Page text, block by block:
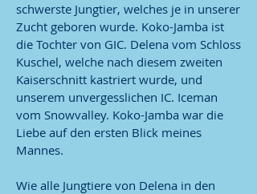
schwerste Jungtier, welches je in unserer
Zucht geboren wurde. Koko-Jamba ist
die Tochter von GIC. Delena vom Schloss
Kuschel, welche nach diesem zweiten
Kaiserschnitt kastriert wurde, und
unserem unvergesslichen IC. Iceman
vom Snowvalley. Koko-Jamba war die
Liebe auf den ersten Blick meines
Mannes.
Wie alle Jungtiere von Delena in den